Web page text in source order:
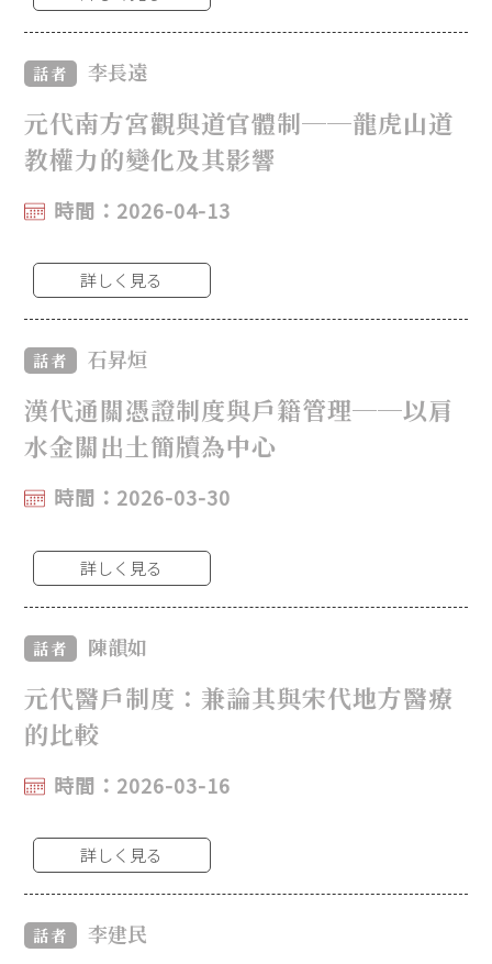
話者 李長遠
元代南方宮觀與道官體制──龍虎山道
教權力的變化及其影響
時間：2026-04-13
詳しく見る
話者 石昇烜
漢代通關憑證制度與戶籍管理──以肩
水金關出土簡牘為中心
時間：2026-03-30
詳しく見る
話者 陳韻如
元代醫戶制度：兼論其與宋代地方醫療
的比較
時間：2026-03-16
詳しく見る
話者 李建民